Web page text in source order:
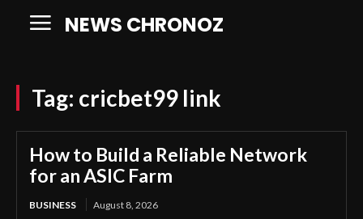
NEWS CHRONOZ
Tag: cricbet99 link
How to Build a Reliable Network
for an ASIC Farm
BUSINESS August 8, 2026